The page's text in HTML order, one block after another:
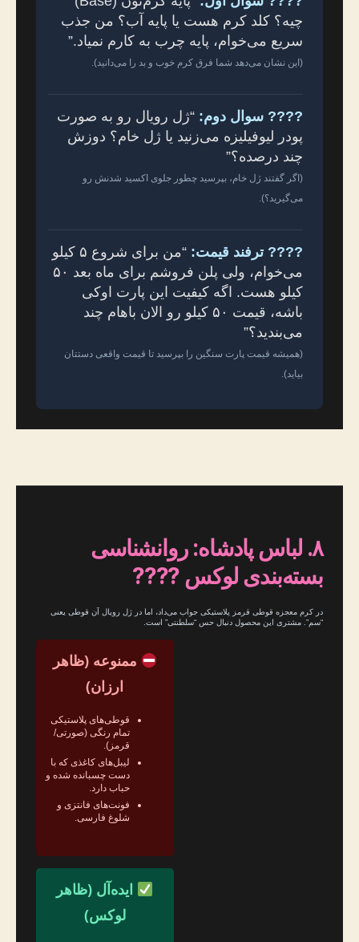
چیه؟ کلد کرم هست یا پایه آب؟ من جذب
سریع می‌خوام، پایه چرب به کارم نمیاد.”
(این نشان می‌دهد شما فرق کرم خوب و بد را می‌دانید).
???? سوال دوم: “ژل رویال رو به صورت
پودر لیوفیلیزه می‌زنید یا ژل خام؟ دوزش
چند درصده؟”
(اگر گفتند ژل خام، بپرسید چطور جلوی اکسید شدنش رو
می‌گیرید؟).
???? ترفند قیمت:
“من برای شروع ۵ کیلو
می‌خوام، ولی پلن فروشم برای ماه بعد ۵۰
کیلو هست. اگه کیفیت این پارت اوکی
باشه، قیمت ۵۰ کیلو رو الان باهام چند
می‌بندید؟”
(همیشه قیمت پارت سنگین را بپرسید تا قیمت واقعی دستتان
بیاید).
۸. لباس پادشاه: روانشناسی
بسته‌بندی لوکس ????
در کرم معجزه قوطی قرمز پلاستیکی جواب می‌داد، اما در ژل رویال آن قوطی یعنی
“سم”. مشتری این محصول دنبال حس “سلطنتی” است.
ممنوعه (ظاهر
ارزان)
قوطی‌های پلاستیکی
تمام رنگی (صورتی/
قرمز).
لیبل‌های کاغذی که با
دست چسبانده شده و
حباب دارد.
فونت‌های فانتزی و
شلوغ فارسی.
ایده‌آل (ظاهر
لوکس)